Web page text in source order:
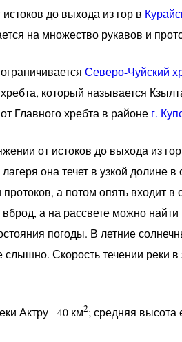
до выхода из гор в
на множество рукавов и
Северо-Чуйский
который называется
Главного хребта в районе г.
от истоков до выхода из
она течет в узкой долине
а потом опять входит
а на рассвете можно
погоды. В летние
слышно. Скорость течении реки
Актру - 40 км2; средняя